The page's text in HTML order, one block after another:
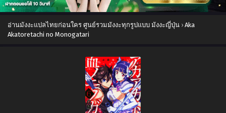
อ่านมังงะแปลไทยก่อนใคร ศูนย์รวมมังงะทุกรูปแบบ มังงะญี่ปุ่น › Aka
Akatoretachi no Monogatari